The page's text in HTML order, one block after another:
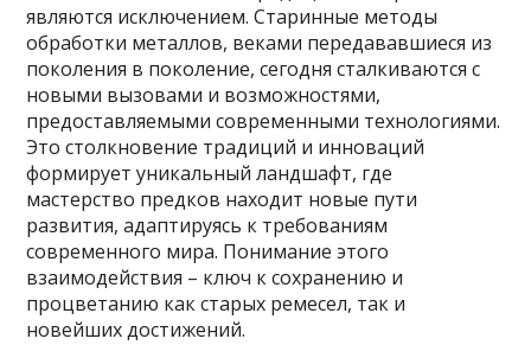
являются исключением. Старинные методы
обработки металлов, веками передававшиеся из
поколения в поколение, сегодня сталкиваются с
новыми вызовами и возможностями,
предоставляемыми современными технологиями.
Это столкновение традиций и инноваций
формирует уникальный ландшафт, где
мастерство предков находит новые пути
развития, адаптируясь к требованиям
современного мира. Понимание этого
взаимодействия – ключ к сохранению и
процветанию как старых ремесел, так и
новейших достижений.